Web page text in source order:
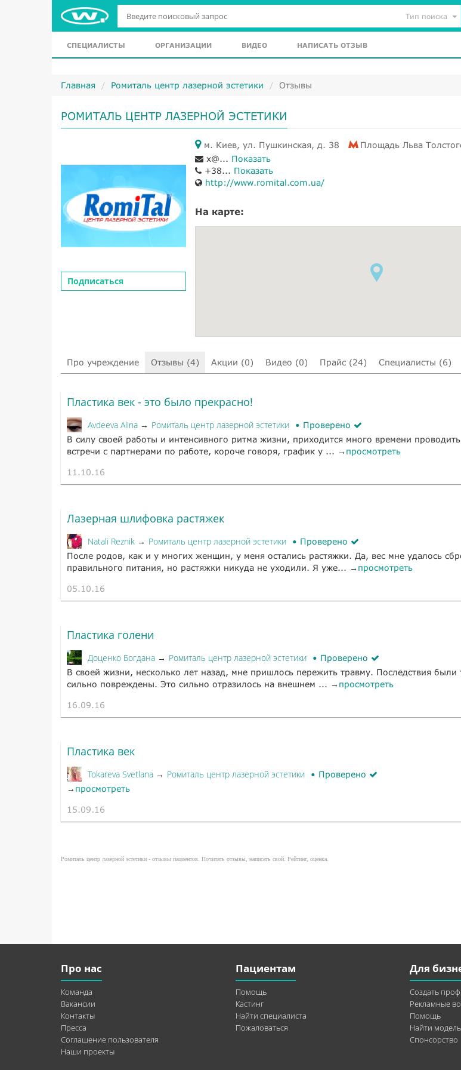
Тип поиска
СПЕЦИАЛИСТЫ ОРГАНИЗАЦИИ ВИДЕО НАПИСАТЬ ОТЗЫВ
Главная Ромиталь центр лазерной эстетики Отзывы
РОМИТАЛЬ ЦЕНТР ЛАЗЕРНОЙ ЭСТЕТИКИ
Подписаться
м. Киев, ул. Пушкинская, д. 38
Площадь Льва
x@... Показать
+38... Показать
http://www.romital.com.ua/
На карте:
Про учреждение Отзывы (4) Акции (0) Видео (0) Прайс (24) Специалисты (6)
Пластика век - это было прекрасно!
Avdeeva Alina → Ромиталь центр лазерной эстетики
Проверено
В силу своей работы и интенсивного ритма жизни, приходится много времени
встречи с партнерами по работе, короче говоря, график у ... → просмотреть
11.10.16
Лазерная шлифовка растяжек
Natali Reznik → Ромиталь центр лазерной эстетики
Проверено
После родов, как и у многих женщин, у меня остались растяжки. Да, вес мне удалось
правильного питания, но растяжки никуда не уходили. Я уже... → просмотреть
05.10.16
Пластика голени
Доценко Богдана → Ромиталь центр лазерной эстетики
Проверено
В своей жизни, несколько лет назад, мне пришлось пережить травму. Последствия
сильно повреждены. Это сильно отразилось на внешнем ... → просмотреть
16.09.16
Пластика век
Tokareva Svetlana → Ромиталь центр лазерной эстетики
Проверено
→ просмотреть
15.09.16
Ромиталь центр лазерной эстетики - отзывы пациентов. Почитать отзывы, написать свой. Рейтинг, оценка.
Про нас
Команда
Вакансии
Контакты
Пресса
Соглашение пользователя
Наши проекты
Пациентам
Помощь
Кастинг
Найти специалиста
Пожаловаться
Для
Создать
Рекламные
Помощь
Найти модель
Спонсорство